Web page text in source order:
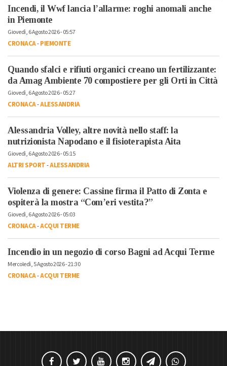
Incendi, il Wwf lancia l’allarme: roghi anomali anche
in Piemonte
Giovedì, 6 Agosto 2026 - 05:57
CRONACA-PIEMONTE
Quando sfalci e rifiuti organici creano un fertilizzante:
da Amag Ambiente 70 compostiere per gli Orti in Città
Giovedì, 6 Agosto 2026 - 05:27
CRONACA-ALESSANDRIA
Alessandria Volley, altre novità nello staff: la
nutrizionista Napodano e il fisioterapista Aita
Giovedì, 6 Agosto 2026 - 05:15
ALTRI SPORT-ALESSANDRIA
Violenza di genere: Cassine firma il Patto di Zonta e
ospiterà la mostra “Com’eri vestita?”
Giovedì, 6 Agosto 2026 - 05:03
CRONACA-ACQUI TERME
Incendio in un negozio di corso Bagni ad Acqui Terme
Mercoledì, 5 Agosto 2026 - 21:30
CRONACA-ACQUI TERME